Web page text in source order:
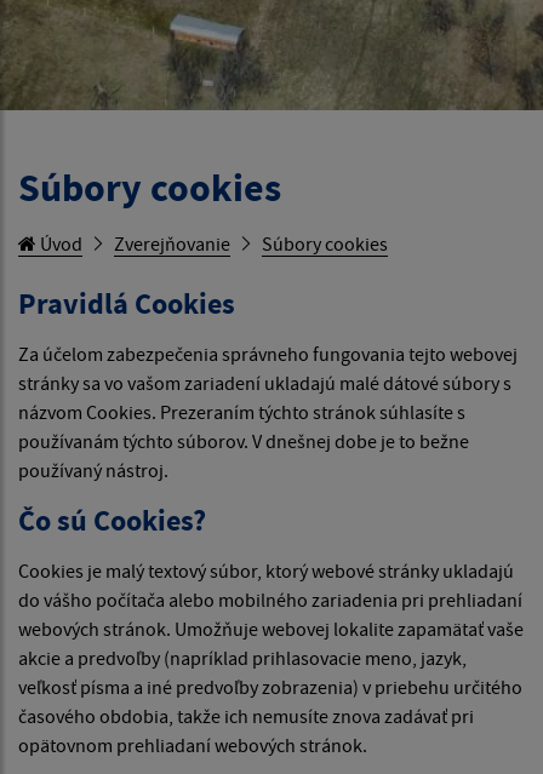
Súbory cookies
Úvod Zverejňovanie Súbory cookies
Pravidlá Cookies
Za účelom zabezpečenia správneho fungovania tejto webovej
stránky sa vo vašom zariadení ukladajú malé dátové súbory s
názvom Cookies. Prezeraním týchto stránok súhlasíte s
používanám týchto súborov. V dnešnej dobe je to bežne
používaný nástroj.
Čo sú Cookies?
Cookies je malý textový súbor, ktorý webové stránky ukladajú
do vášho počítača alebo mobilného zariadenia pri prehliadaní
webových stránok. Umožňuje webovej lokalite zapamätať vaše
akcie a predvoľby (napríklad prihlasovacie meno, jazyk,
veľkosť písma a iné predvoľby zobrazenia) v priebehu určitého
časového obdobia, takže ich nemusíte znova zadávať pri
opätovnom prehliadaní webových stránok.